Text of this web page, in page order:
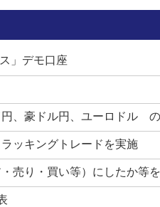
」デモ口座
円、豪ドル円、ユーロドル
ッキングトレードを実施
売り・買い等）にしたか等